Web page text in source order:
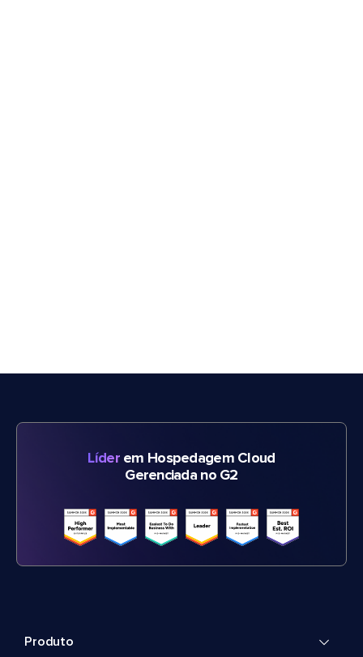
Líderem Hospedagem Cloud
Gerenciada no G2
Produto